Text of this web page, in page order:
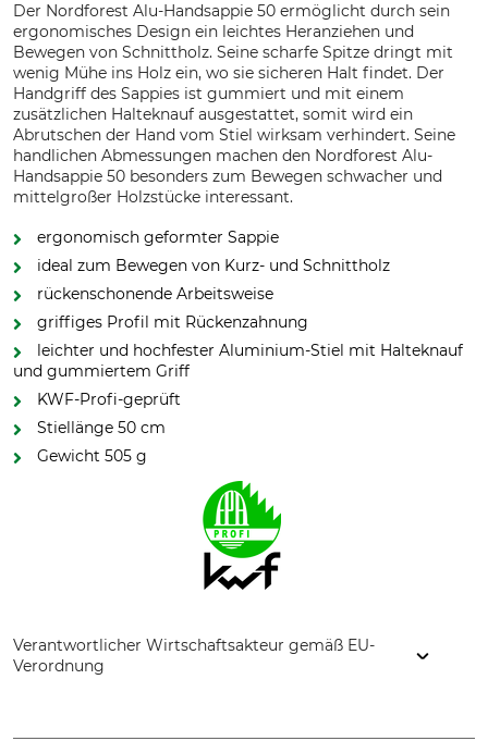
Der Nordforest Alu-Handsappie 50 ermöglicht durch sein
ergonomisches Design ein leichtes Heranziehen und
Bewegen von Schnittholz. Seine scharfe Spitze dringt mit
wenig Mühe ins Holz ein, wo sie sicheren Halt findet. Der
Handgriff des Sappies ist gummiert und mit einem
zusätzlichen Halteknauf ausgestattet, somit wird ein
Abrutschen der Hand vom Stiel wirksam verhindert. Seine
handlichen Abmessungen machen den Nordforest Alu-
Handsappie 50 besonders zum Bewegen schwacher und
mittelgroßer Holzstücke interessant.
ergonomisch geformter Sappie
ideal zum Bewegen von Kurz- und Schnittholz
rückenschonende Arbeitsweise
griffiges Profil mit Rückenzahnung
leichter und hochfester Aluminium-Stiel mit Halteknauf
und gummiertem Griff
KWF-Profi-geprüft
Stiellänge 50 cm
Gewicht 505 g
Verantwortlicher Wirtschaftsakteur gemäß EU-
Verordnung
www.grube.de